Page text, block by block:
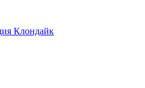
Клондайк